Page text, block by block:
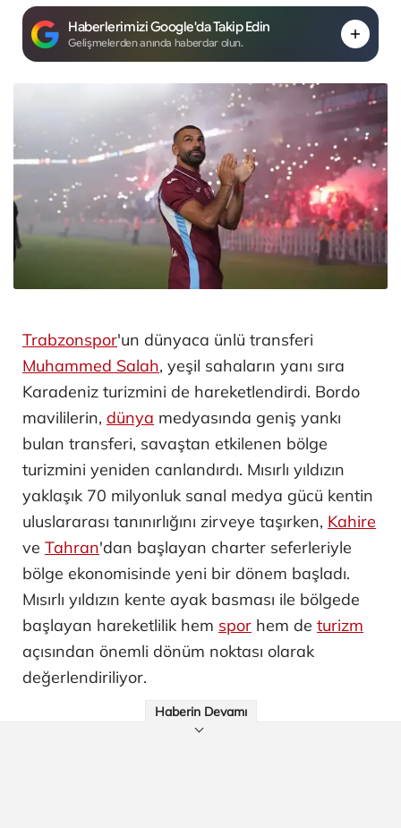
Haberlerimizi Google'da Takip Edin
Gelişmelerden anında haberdar olun.
Trabzonspor'un dünyaca ünlü transferi
Muhammed Salah, yeşil sahaların yanı sıra
Karadeniz turizmini de hareketlendirdi. Bordo
mavililerin, dünya medyasında geniş yankı
bulan transferi, savaştan etkilenen bölge
turizmini yeniden canlandırdı. Mısırlı yıldızın
yaklaşık 70 milyonluk sanal medya gücü kentin
uluslararası tanınırlığını zirveye taşırken, Kahire
ve Tahran'dan başlayan charter seferleriyle
bölge ekonomisinde yeni bir dönem başladı.
Mısırlı yıldızın kente ayak basması ile bölgede
başlayan hareketlilik hem spor hem de turizm
açısından önemli dönüm noktası olarak
değerlendiriliyor.
Haberin Devamı